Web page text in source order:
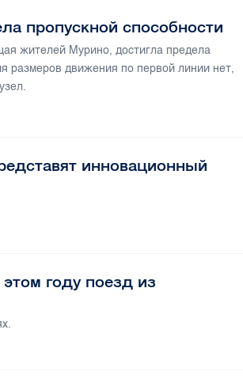
пропускной способности
жителей Мурино, достигла предела
размеров движения по первой линии нет,
инновационный
году поезд из